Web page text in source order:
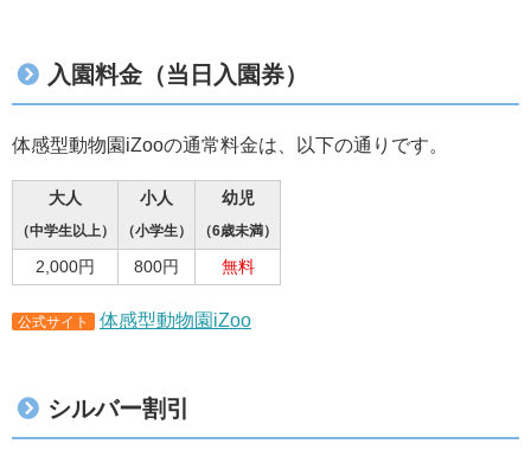
入園料金（当日入園券）
体感型動物園iZooの通常料金は、以下の通りです。
大人
（中学生以上）
小人
（小学生）
幼児
（6歳未満）
2,000円 800円 無料
公式サイト 体感型動物園iZoo
シルバー割引